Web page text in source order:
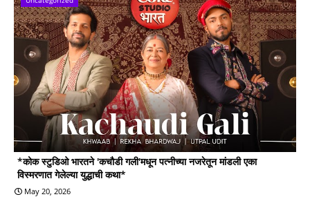
*कोक स्टुडिओ भारतने 'कचौडी गली'मधून पत्नीच्या नजरेतून मांडली एका
विस्मरणात गेलेल्या युद्धाची कथा*
May 20, 2026